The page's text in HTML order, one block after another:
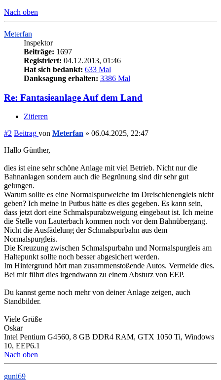
Nach oben
Meterfan
Inspektor
Beiträge: 1697
Registriert: 04.12.2013, 01:46
Hat sich bedankt: 633 Mal
Danksagung erhalten: 3386 Mal
Re: Fantasieanlage Auf dem Land
Zitieren
#2 Beitrag von Meterfan » 06.04.2025, 22:47
Hallo Günther,
dies ist eine sehr schöne Anlage mit viel Betrieb. Nicht nur die
Bahnanlagen sondern auch die Begrünung sind dir sehr gut
gelungen.
Warum sollte es eine Normalspurweiche im Dreischienengleis nicht
geben? Ich meine in Putbus hätte es dies gegeben. Es kann sein,
dass jetzt dort eine Schmalspurabzweigung eingebaut ist. Ich meine
die Stelle von Lauterbach kommen noch vor dem Bahnübergang.
Nicht die Ausfädelung der Schmalspurbahn aus dem
Normalspurgleis.
Die Kreuzung zwischen Schmalspurbahn und Normalspurgleis am
Haltepunkt sollte noch besser abgesichert werden.
Im Hintergrund hört man zusammenstoßende Autos. Vermeide dies.
Bei mir führt dies irgendwann zu einem Absturz von EEP.
Du kannst gerne noch mehr von deiner Anlage zeigen, auch
Standbilder.
Viele Grüße
Oskar
Intel Pentium G4560, 8 GB DDR4 RAM, GTX 1050 Ti, Windows
10, EEP6.1
Nach oben
guni69